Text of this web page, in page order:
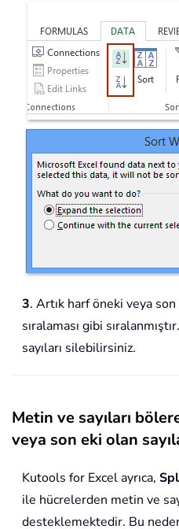
3. Artık harf öneki veya
sıralaması gibi
sayıları silebilirsiniz.
Metin ve sayıları
veya son eki olan
Kutools for Excel ayrıca,
ile hücrelerden metin ve
desteklemektedir. Bu